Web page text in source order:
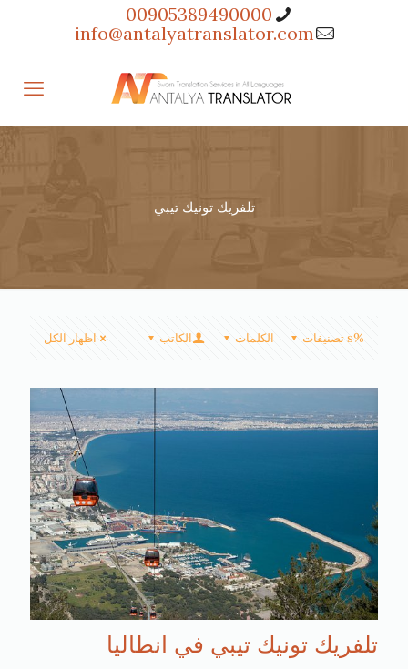
00905389490000
info@antalyatranslator.com
تلفريك تونيك تيبي
%s تصنيفات الكلمات الكاتب اظهار الكل
تلفريك تونيك تيبي في انطاليا